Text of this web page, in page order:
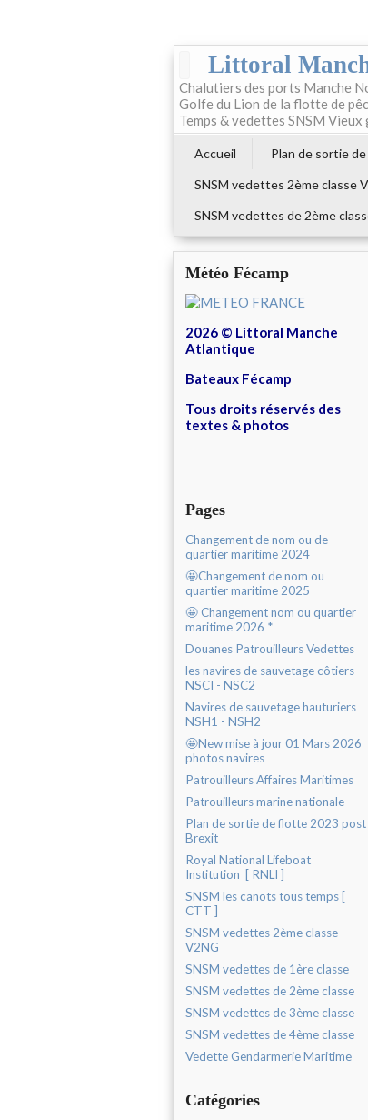
Littoral
Chalutiers des ports Manche
Golfe du Lion de la flotte de
Temps & vedettes SNSM Vieux
Accueil Plan de sortie
SNSM vedettes 2ème classe
SNSM vedettes de 2ème
Météo Fécamp
2026 © Littoral Manche
Atlantique
Bateaux Fécamp
Tous droits réservés des
textes & photos
Pages
Changement de nom ou de
quartier maritime 2024
🤩Changement de nom ou
quartier maritime 2025
🤩 Changement nom ou quartier
maritime 2026 *
Douanes Patrouilleurs Vedettes
les navires de sauvetage côtiers
NSCI - NSC2
Navires de sauvetage hauturiers
NSH1 - NSH2
🤩New mise à jour 01 Mars 2026
photos navires
Patrouilleurs Affaires Maritimes
Patrouilleurs marine nationale
Plan de sortie de flotte 2023 post
Brexit
Royal National Lifeboat
Institution [ RNLI ]
SNSM les canots tous temps [
CTT ]
SNSM vedettes 2ème classe
V2NG
SNSM vedettes de 1ère classe
SNSM vedettes de 2ème classe
SNSM vedettes de 3ème classe
SNSM vedettes de 4ème classe
Vedette Gendarmerie Maritime
Catégories